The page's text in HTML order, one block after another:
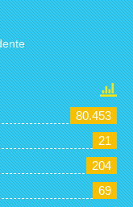
80.453
21
204
69